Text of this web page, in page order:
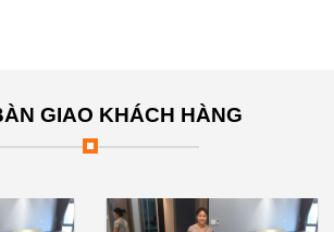
GIAO KHÁCH HÀNG